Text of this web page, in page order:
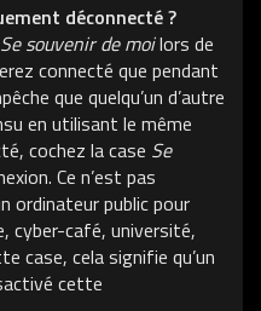
déconnecté ?
Se souvenir de moilors de
connecté que pendant
que quelqu’un d’autre
en utilisant le même
cochez la case Se
Ce n’est pas
ordinateur public pour
cyber-café, université,
case, cela signifie qu’un
cette